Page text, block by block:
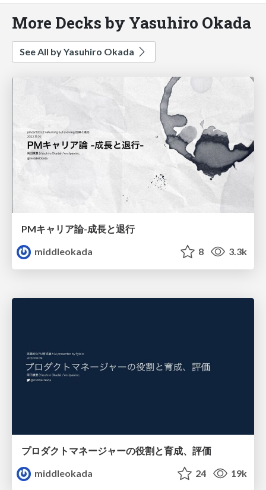
More Decks by Yasuhiro Okada
See All by Yasuhiro Okada
PMキャリア論-成長と退行
middleokada
8 3.3k
プロダクトマネージャーの役割と育成、評価
middleokada
24 19k